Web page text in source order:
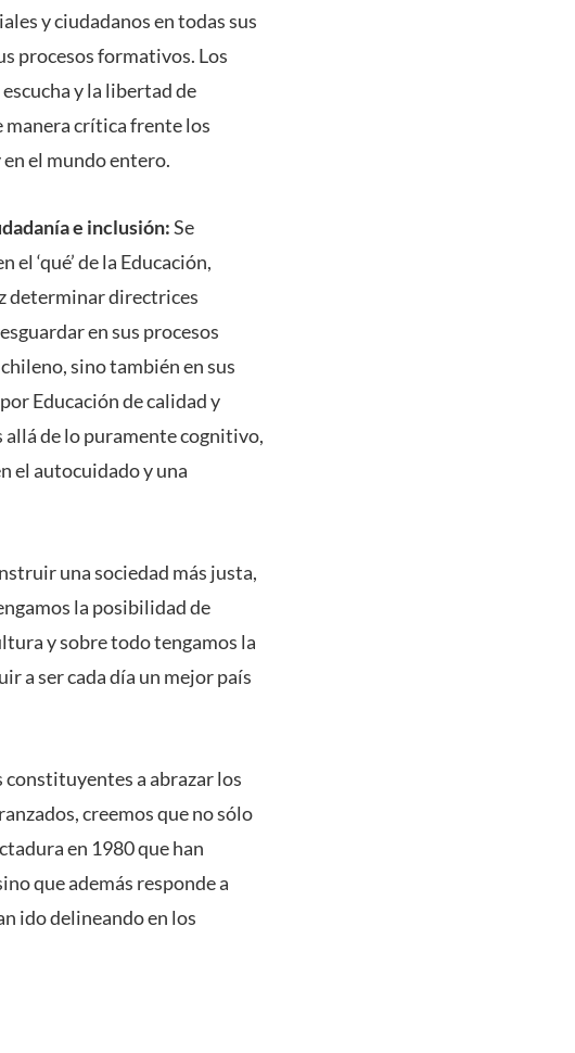
y ciudadanos en todas sus
procesos formativos. Los
y la libertad de
manera crítica frente los
el mundo entero.
e inclusión:Se
‘qué’ de la Educación,
determinar directrices
en sus procesos
sino también en sus
Educación de calidad y
de lo puramente cognitivo,
el autocuidado y una
una sociedad más justa,
la posibilidad de
y sobre todo tengamos la
a ser cada día un mejor país
constituyentes a abrazar los
creemos que no sólo
en 1980 que han
que además responde a
ido delineando en los